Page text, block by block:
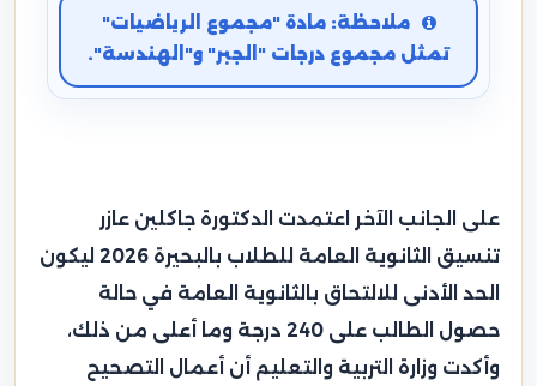
ملاحظة: مادة "مجموع الرياضيات"
تمثل مجموع درجات "الجبر" و"الهندسة".
على الجانب الآخر اعتمدت الدكتورة جاكلين عازر
تنسيق الثانوية العامة للطلاب بالبحيرة 2026 ليكون
الحد الأدنى للالتحاق بالثانوية العامة في حالة
حصول الطالب على 240 درجة وما أعلى من ذلك،
وأكدت وزارة التربية والتعليم أن أعمال التصحيح